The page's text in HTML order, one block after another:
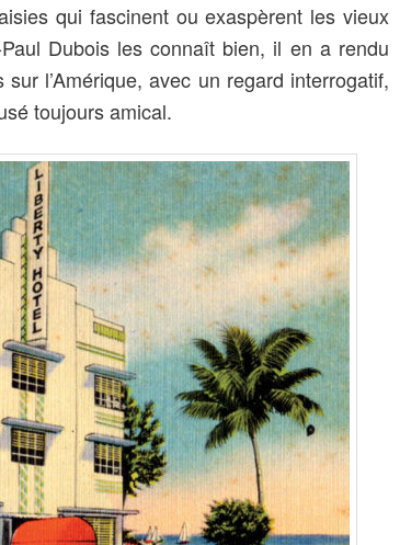
qui fascinent ou exaspèrent les vieux
Dubois les connaît bien, il en a rendu
l’Amérique, avec un regard interrogatif,
toujours amical.